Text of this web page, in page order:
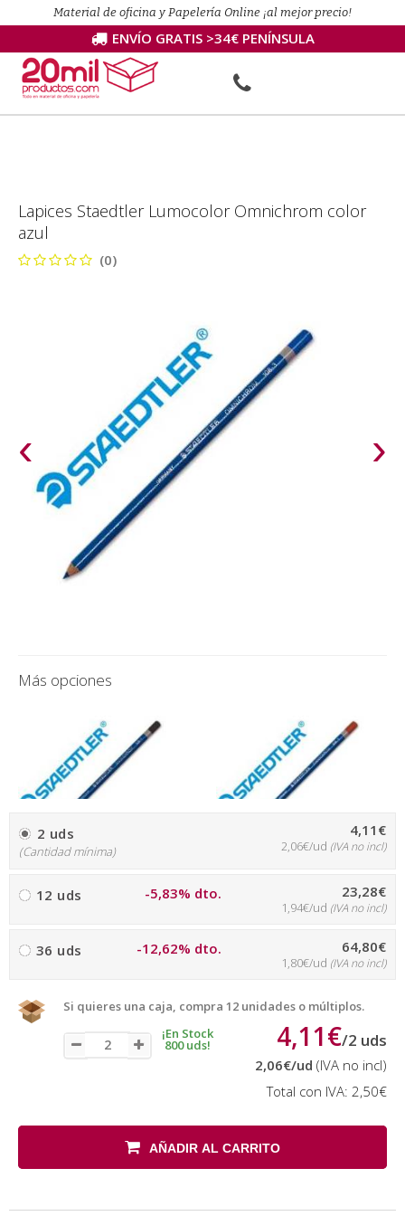
Material de oficina y Papelería Online ¡al mejor precio!
ENVÍO GRATIS >34€ PENÍNSULA
Lapices Staedtler Lumocolor Omnichrom color
azul
(0)
‹ ›
Más opciones
2 uds
(Cantidad mínima)
4,11€
2,06€/ud (IVA no incl)
12 uds -5,83% dto. 23,28€
1,94€/ud (IVA no incl)
36 uds -12,62% dto. 64,80€
1,80€/ud (IVA no incl)
Si quieres una caja, compra 12 unidades o múltiplos.
¡En Stock
800 uds! 4,11€/2 uds
2,06€/ud (IVA no incl)
Total con IVA: 2,50€
AÑADIR AL CARRITO